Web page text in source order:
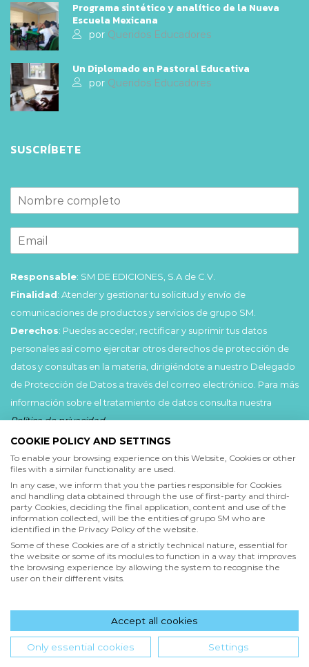
Programa sintético y analítico de la Nueva
Escuela Mexicana
por Queridos Educadores
Un Diplomado en Pastoral Educativa
por Queridos Educadores
SUSCRÍBETE
Responsable: SM DE EDICIONES, S.A de C.V.
Finalidad: Atender y gestionar tu solicitud y envío de
comunicaciones de productos y servicios de grupo SM.
Derechos: Puedes acceder, rectificar y suprimir tus datos
personales así como ejercitar otros derechos de protección de
datos y consultas en la materia, dirigiéndote a nuestro Delegado
de Protección de Datos a través del correo electrónico. Para más
información sobre el tratamiento de datos consulta nuestra
Política de privacidad.
He leído y acepto lasCondiciones de uso
Política de privacidad
Acepto
Deseo recibir comunicaciones comerciales de grupo SM
Enviar
Hola! ¿en qué podemos ayudarte?
COOKIE POLICY AND SETTINGS
To enable your browsing experience on this Website, Cookies or other
files with a similar functionality are used.
In any case, we inform that you the parties responsible for Cookies
and handling data obtained through the use of first-party and third-
party Cookies, deciding the final application, content and use of the
information collected, will be the entities of grupo SM who are
identified in the Privacy Policy of the website.
Some of these Cookies are of a strictly technical nature, essential for
the website or some of its modules to function in a way that improves
the browsing experience by allowing the system to recognise the
user on their different visits.
Accept all cookies
Only essential cookies Settings